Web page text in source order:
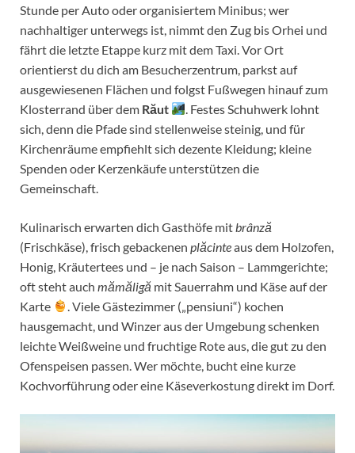
Stunde per Auto oder organisiertem Minibus; wer
nachhaltiger unterwegs ist, nimmt den Zug bis Orhei und
fährt die letzte Etappe kurz mit dem Taxi. Vor Ort
orientierst du dich am Besucherzentrum, parkst auf
ausgewiesenen Flächen und folgst Fußwegen hinauf zum
Klosterrand über dem Răut
. Festes Schuhwerk lohnt
sich, denn die Pfade sind stellenweise steinig, und für
Kirchenräume empfiehlt sich dezente Kleidung; kleine
Spenden oder Kerzenkäufe unterstützen die
Gemeinschaft.
Kulinarisch erwarten dich Gasthöfe mit brânză
(Frischkäse), frisch gebackenen plăcinteaus dem Holzofen,
Honig, Kräutertees und – je nach Saison – Lammgerichte;
oft steht auch mămăligă mit Sauerrahm und Käse auf der
Karte
. Viele Gästezimmer („pensiuni“) kochen
hausgemacht, und Winzer aus der Umgebung schenken
leichte Weißweine und fruchtige Rote aus, die gut zu den
Ofenspeisen passen. Wer möchte, bucht eine kurze
Kochvorführung oder eine Käseverkostung direkt im Dorf.